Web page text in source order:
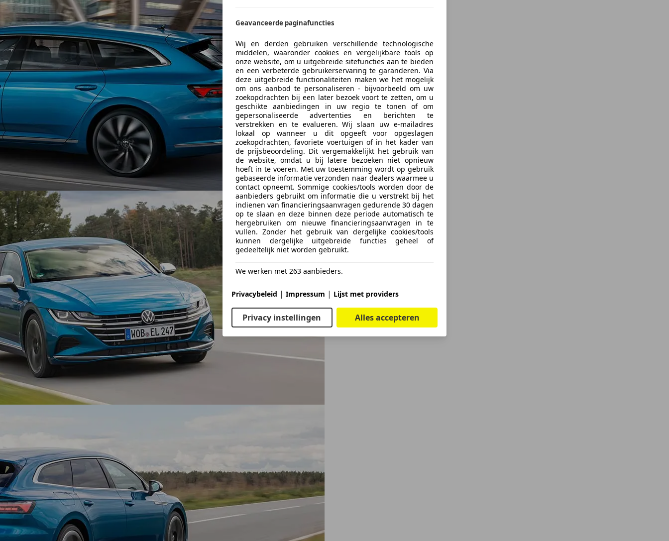
Geavanceerde paginafuncties
Wij en derden gebruiken verschillende technologische
middelen, waaronder cookies en vergelijkbare tools op
onze website, om u uitgebreide sitefuncties aan te bieden
en een verbeterde gebruikerservaring te garanderen. Via
deze uitgebreide functionaliteiten maken we het mogelijk
om ons aanbod te personaliseren - bijvoorbeeld om uw
zoekopdrachten bij een later bezoek voort te zetten, om u
geschikte aanbiedingen in uw regio te tonen of om
gepersonaliseerde advertenties en berichten te
verstrekken en te evalueren. Wij slaan uw e-mailadres
lokaal op wanneer u dit opgeeft voor opgeslagen
zoekopdrachten, favoriete voertuigen of in het kader van
de prijsbeoordeling. Dit vergemakkelijkt het gebruik van
de website, omdat u bij latere bezoeken niet opnieuw
hoeft in te voeren. Met uw toestemming wordt op gebruik
gebaseerde informatie verzonden naar dealers waarmee u
contact opneemt. Sommige cookies/tools worden door de
aanbieders gebruikt om informatie die u verstrekt bij het
indienen van financieringsaanvragen gedurende 30 dagen
op te slaan en deze binnen deze periode automatisch te
hergebruiken om nieuwe financieringsaanvragen in te
vullen. Zonder het gebruik van dergelijke cookies/tools
kunnen dergelijke uitgebreide functies geheel of
gedeeltelijk niet worden gebruikt.
We werken met 263 aanbieders.
Privacybeleid | Impressum | Lijst met providers
Privacy instellingen Alles accepteren